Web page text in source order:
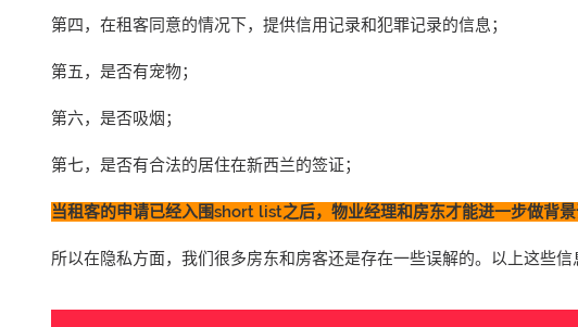
第四，在租客同意的情况下，提供信用记录和犯罪记录的信息；
第五，是否有宠物；
第六，是否吸烟；
第七，是否有合法的居住在新西兰的签证；
当租客的申请已经入围short list之后，物业经理和房东才能进一步做背
所以在隐私方面，我们很多房东和房客还是存在一些误解的。以上这些信